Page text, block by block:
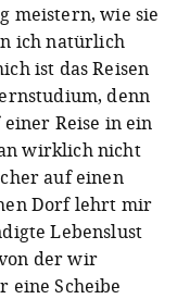
meistern, wie sie
ich natürlich
ist das Reisen
denn
Reise in ein
wirklich nicht
auf einen
Dorf lehrt mir
Lebenslust
der wir
eine Scheibe